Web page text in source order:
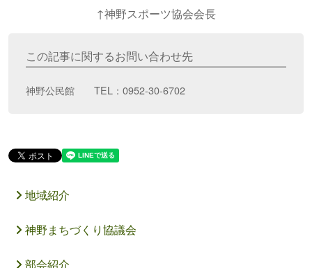
↑神野スポーツ協会会長
この記事に関するお問い合わせ先
神野公民館 TEL：0952-30-6702
地域紹介
神野まちづくり協議会
部会紹介